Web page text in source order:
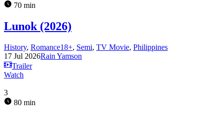
70 min
Lunok (2026)
History, Romance18+, Semi, TV Movie, Philippines
17 Jul 2026Rain Yamson
Trailer
Watch
3
80 min